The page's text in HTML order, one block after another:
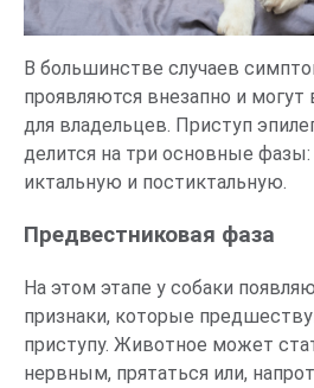
В большинстве случаев
проявляются внезапно и
для владельцев. Приступ
делится на три основные
иктальную и постиктальную.
Предвестниковая фаза
На этом этапе у собаки
признаки, которые
приступу. Животное может
нервным, прятаться или,